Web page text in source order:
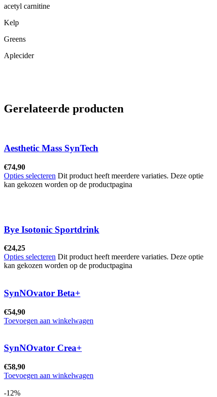
acetyl carnitine
Kelp
Greens
Aplecider
Gerelateerde producten
Aesthetic Mass SynTech
€74,90
Opties selecteren Dit product heeft meerdere variaties. Deze optie
kan gekozen worden op de productpagina
Bye Isotonic Sportdrink
€24,25
Opties selecteren Dit product heeft meerdere variaties. Deze optie
kan gekozen worden op de productpagina
SynNOvator Beta+
€54,90
Toevoegen aan winkelwagen
SynNOvator Crea+
€58,90
Toevoegen aan winkelwagen
-12%